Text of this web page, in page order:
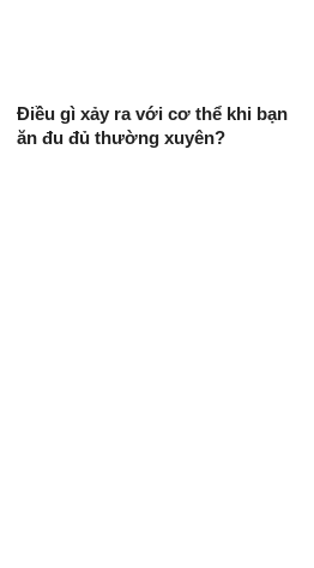
Điều gì xảy ra với cơ thể khi bạn
ăn đu đủ thường xuyên?